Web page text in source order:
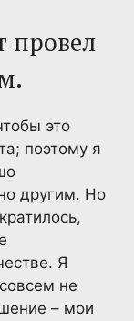
провел
это
поэтому я
другим. Но
Я
не
– мои